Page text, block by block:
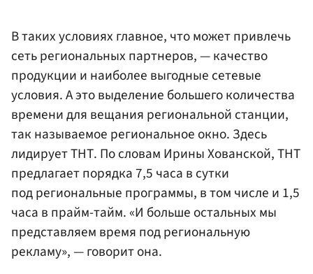
В таких условиях главное, что может привлечь
сеть региональных партнеров, — качество
продукции и наиболее выгодные сетевые
условия. А это выделение большего количества
времени для вещания региональной станции,
так называемое региональное окно. Здесь
лидирует ТНТ. По словам Ирины Хованской, ТНТ
предлагает порядка 7,5 часа в сутки
под региональные программы, в том числе и 1,5
часа в прайм-тайм. «И больше остальных мы
представляем время под региональную
рекламу», — говорит она.